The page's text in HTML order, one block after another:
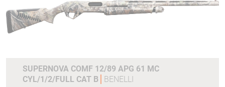
SUPERNOVA COMF 12/89 APG 61 MC
CYL/1/2/FULL CAT B
BENELLI